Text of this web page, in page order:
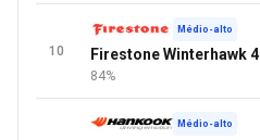
10
Médio-alto
Firestone Winterhawk 4
84%
Médio-alto